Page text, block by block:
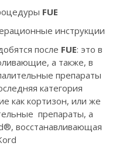
FUE
инструкции
после FUE: это в
а также, в
препараты
категория
как кортизон, или же
препараты, а
восстанавливающая